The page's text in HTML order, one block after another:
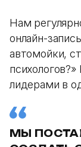
Нам
онлайн-
автомойки,
лидерами в
МЫ